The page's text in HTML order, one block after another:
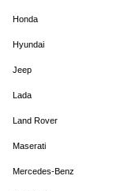
Honda
Hyundai
Jeep
Lada
Land Rover
Maserati
Mercedes-Benz